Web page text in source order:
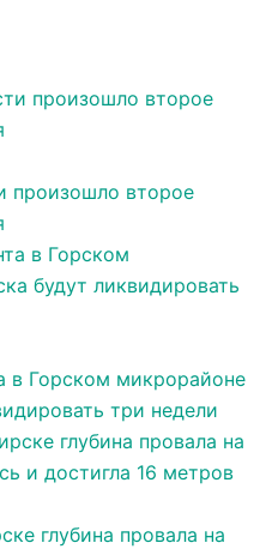
произошло второе
в Горском микрорайоне
три недели
глубина провала на